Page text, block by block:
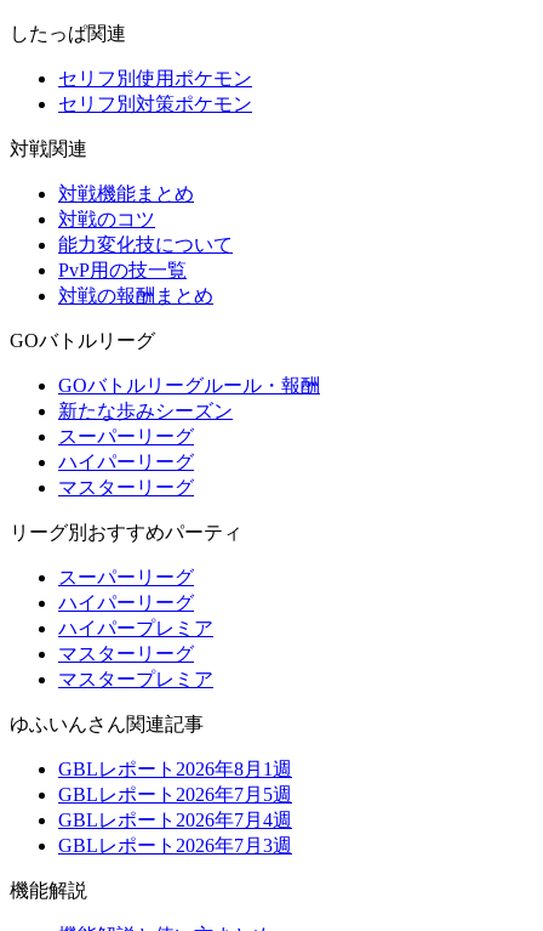
したっぱ関連
セリフ別使用ポケモン
セリフ別対策ポケモン
対戦関連
対戦機能まとめ
対戦のコツ
能力変化技について
PvP用の技一覧
対戦の報酬まとめ
GOバトルリーグ
GOバトルリーグルール・報酬
新たな歩みシーズン
スーパーリーグ
ハイパーリーグ
マスターリーグ
リーグ別おすすめパーティ
スーパーリーグ
ハイパーリーグ
ハイパープレミア
マスターリーグ
マスタープレミア
ゆふいんさん関連記事
GBLレポート2026年8月1週
GBLレポート2026年7月5週
GBLレポート2026年7月4週
GBLレポート2026年7月3週
機能解説